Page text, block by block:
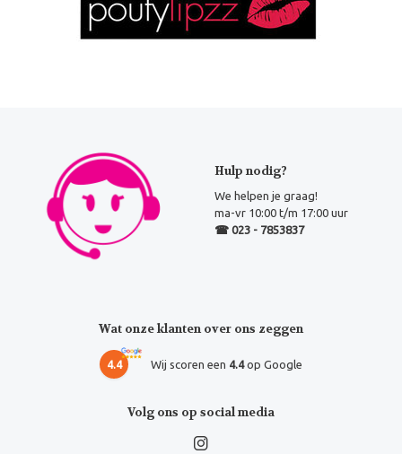
Hulp nodig?
We helpen je graag!
ma-vr 10:00 t/m 17:00 uur
☎ 023 - 7853837
Wat onze klanten over ons zeggen
4.4 Wij scoren een 4.4op Google
Volg ons op social media